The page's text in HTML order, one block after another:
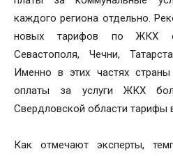
каждого региона отдельно.
новых тарифов по ЖКХ
Севастополя, Чечни,
Именно в этих частях
оплаты за услуги ЖКХ
Свердловской области тарифы
Как отмечают эксперты,